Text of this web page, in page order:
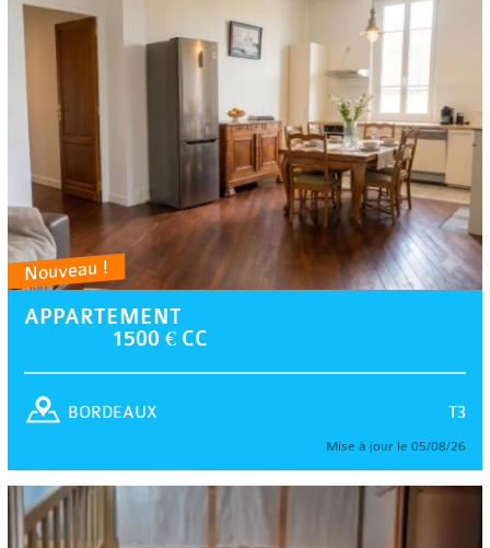
Nouveau !
APPARTEMENT
1500 € CC
T3
BORDEAUX
Mise à jour le 05/08/26